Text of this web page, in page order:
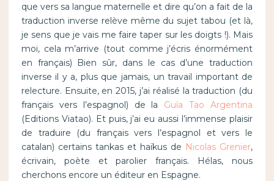
que vers sa langue maternelle et dire qu’on a fait de la
traduction inverse relève même du sujet tabou (et là,
je sens que je vais me faire taper sur les doigts !). Mais
moi, cela m’arrive (tout comme j’écris énormément
en français) Bien sûr, dans le cas d’une traduction
inverse il y a, plus que jamais, un travail important de
relecture. Ensuite, en 2015, j’ai réalisé la traduction (du
français vers l’espagnol) de la Guía Tao Argentina
(Editions Viatao). Et puis, j’ai eu aussi l’immense plaisir
de traduire (du français vers l’espagnol et vers le
catalan) certains tankas et haïkus de Nicolas Grenier,
écrivain, poète et parolier français. Hélas, nous
cherchons encore un éditeur en Espagne.